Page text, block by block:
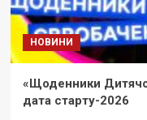
НОВИНИ
«Щоденники
дата старту-2026